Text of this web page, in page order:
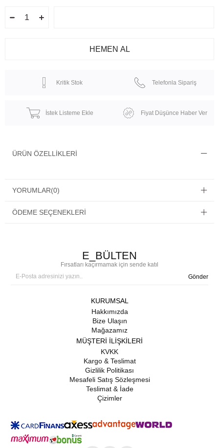
Kritik Stok Telefonla Sipariş
İstek Listeme Ekle Fiyat Düşünce Haber Ver
ÜRÜN ÖZELLIKLERI
YORUMLAR(0)
ÖDEME SEÇENEKLERI
E_BÜLTEN
Fırsatları kaçırmamak için sende katıl
Gönder
KURUMSAL
Hakkımızda
Bize Ulaşın
Mağazamız
MÜŞTERİ İLİŞKİLERİ
KVKK
Kargo & Teslimat
Gizlilik Politikası
Mesafeli Satış Sözleşmesi
Teslimat & İade
Çizimler